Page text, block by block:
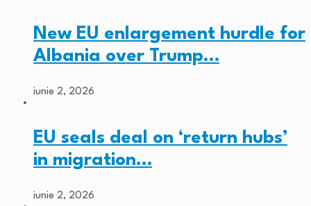
New EU enlargement hurdle for
Albania over Trump…
iunie 2, 2026
EU seals deal on ‘return hubs’
in migration…
iunie 2, 2026